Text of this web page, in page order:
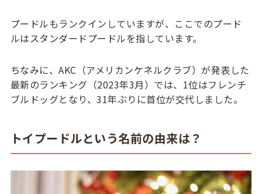
プードルもランクインしていますが、ここでのプード
ルはスタンダードプードルを指しています。
ちなみに、AKC（アメリカンケネルクラブ）が発表した
最新のランキング（2023年3月）では、1位はフレンチ
ブルドッグとなり、31年ぶりに首位が交代しました。
トイプードルという名前の由来は？